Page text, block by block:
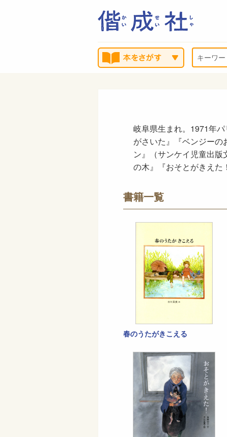
岐阜県生まれ。1971年
がさいた』『ベンジー
ン』（サンケイ児童出
の木』『おそとがきえた
書籍一覧
春のうたがきこえる